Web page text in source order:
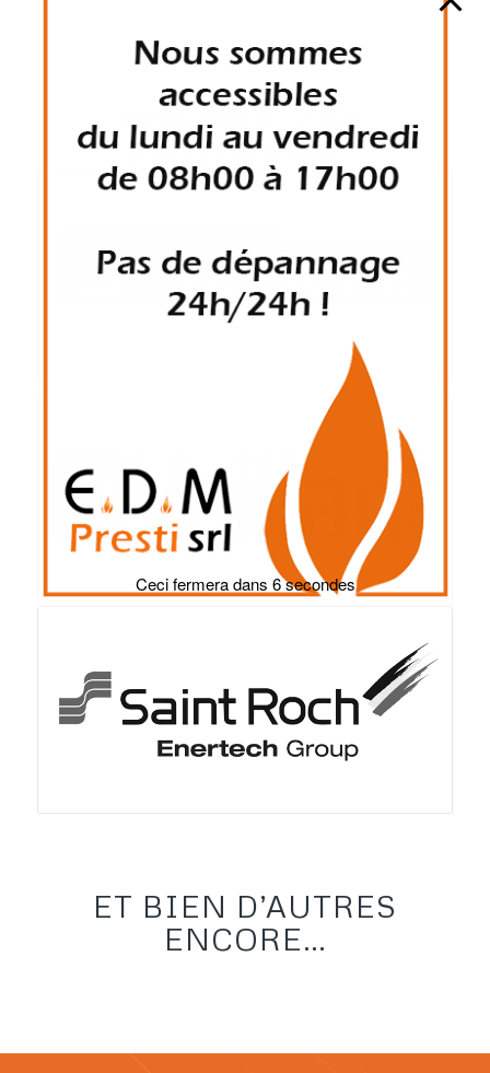
NOS MARQUES
PARTENAIRES
ET BIEN D’AUTRES
ENCORE…
Ceci fermera dans 5secondes